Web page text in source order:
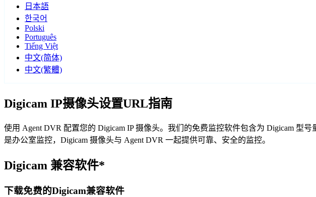
日本語
한국어
Polski
Português
Tiếng Việt
中文(简体)
中文(繁體)
Digicam IP摄像头设置URL指南
使用 Agent DVR 配置您的 Digicam IP 摄像头。我们的免费监控软件包含为 Digicam 型
是办公室监控，Digicam 摄像头与 Agent DVR 一起提供可靠、安全的监控。
Digicam 兼容软件*
下载免费的Digicam兼容软件